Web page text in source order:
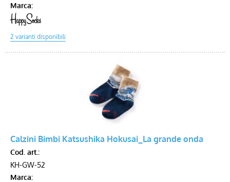
Marca:
Calzini Bimbi Katsushika Hokusai_La grande onda
Cod. art.:
KH-GW-52
Marca: